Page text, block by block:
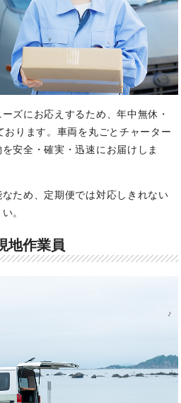
ズにお応えするため、年中無休・
ります。 車両を丸ごとチャーター
安全・確実・迅速にお届けしま
ため、定期便では対応しきれない
。
地作業員